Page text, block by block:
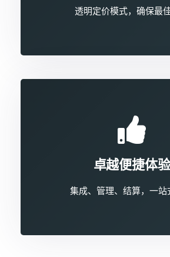
透明定价模式，确保最
卓越便捷体验
集成、管理、结算，一站